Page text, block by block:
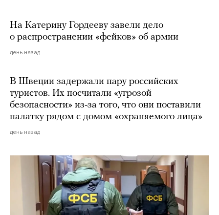
На Катерину Гордееву завели дело
о распространении «фейков» об армии
день назад
В Швеции задержали пару российских
туристов. Их посчитали «угрозой
безопасности» из-за того, что они поставили
палатку рядом с домом «охраняемого лица»
день назад